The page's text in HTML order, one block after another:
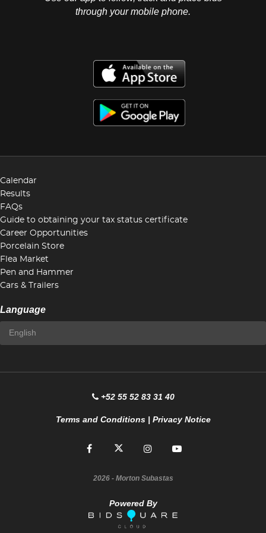
through your mobile phone.
Calendar
Results
FAQs
Guide to obtaining your tax status certificate
Career Opportunities
Porcelain Store
Flea Market
Pen and Hammer
Cars & Trailers
Language
+52 55 52 83 31 40
Terms and Conditions| Privacy Notice
2026- Morton Subastas
Powered By